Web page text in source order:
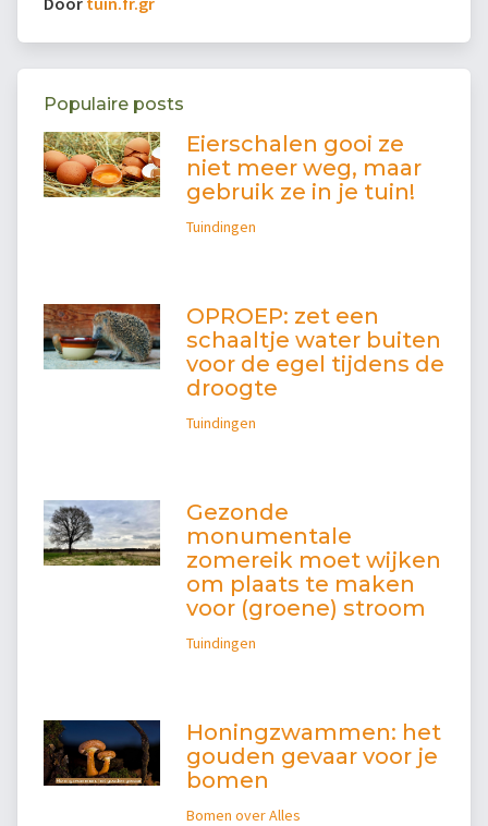
Populaire posts
Eierschalen gooi ze
niet meer weg, maar
gebruik ze in je tuin!
Tuindingen
OPROEP: zet een
schaaltje water buiten
voor de egel tijdens de
droogte
Tuindingen
Gezonde
monumentale
zomereik moet wijken
om plaats te maken
voor (groene) stroom
Tuindingen
Honingzwammen: het
gouden gevaar voor je
bomen
Bomen over Alles